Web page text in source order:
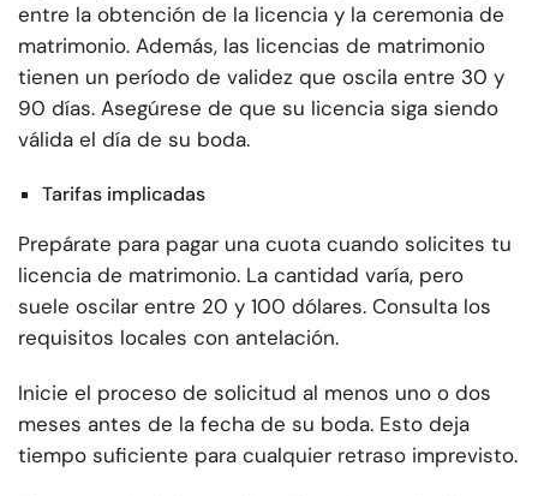
entre la obtención de la licencia y la ceremonia de
matrimonio. Además, las licencias de matrimonio
tienen un período de validez que oscila entre 30 y
90 días. Asegúrese de que su licencia siga siendo
válida el día de su boda.
Tarifas implicadas
Prepárate para pagar una cuota cuando solicites tu
licencia de matrimonio. La cantidad varía, pero
suele oscilar entre 20 y 100 dólares. Consulta los
requisitos locales con antelación.
Inicie el proceso de solicitud al menos uno o dos
meses antes de la fecha de su boda. Esto deja
tiempo suficiente para cualquier retraso imprevisto.